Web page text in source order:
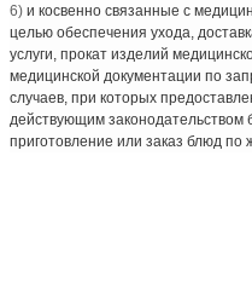
6) и косвенно связанные с
целью обеспечения ухода,
услуги, прокат изделий
медицинской документации по
случаев, при которых
действующим законодательством
приготовление или заказ блюд